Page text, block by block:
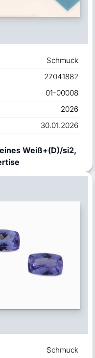
Schmuck
27041882
01-00008
2026
30.01.2026
Weiß+(D)/si2,
Schmuck